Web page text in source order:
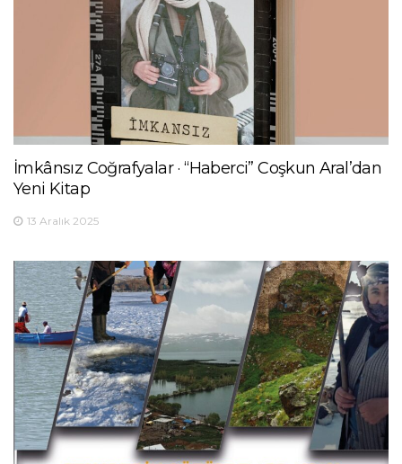
İmkânsız Coğrafyalar · “Haberci” Coşkun Aral’dan
Yeni Kitap
13 Aralık 2025